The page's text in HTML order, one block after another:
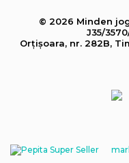
© 2026 Minden
J35/
Orțișoara, nr. 282B,